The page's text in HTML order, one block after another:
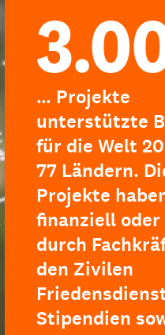
… Projekte
unterstützte
für die Welt
77 Ländern.
Projekte
finanziell oder
durch
den Zivilen
Stipendien